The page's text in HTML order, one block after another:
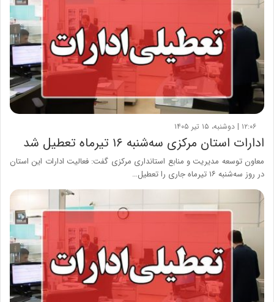
۱۲:۰۶ | دوشنبه، ۱۵ تیر ۱۴۰۵
ادارات استان مرکزی سه‌شنبه ۱۶ تیرماه تعطیل شد
معاون توسعه مدیریت و منابع استانداری مرکزی گفت: فعالیت ادارات این استان
در روز سه‌شنبه ۱۶ تیرماه جاری را تعطیل…